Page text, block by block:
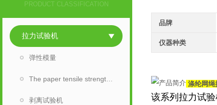
品牌
仪器种类
涤纶网绳
该系列拉力试
PRODUCT CLASSIFICATION
拉力试验机
弹性模量
剥离试验机